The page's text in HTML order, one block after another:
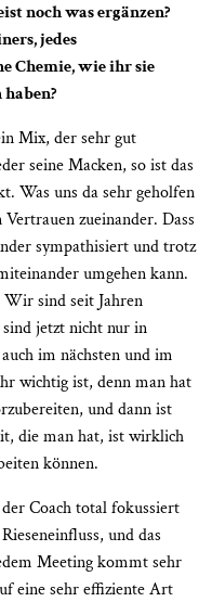
noch was ergänzen?
jedes
Chemie, wie ihr sie
Mix, der sehr gut
seine Macken, so ist das
Was uns da sehr geholfen
zueinander. Dass
sympathisiert und trotz
umgehen kann.
Wir sind seit Jahren
jetzt nicht nur in
im nächsten und im
wichtig ist, denn man hat
und dann ist
die man hat, ist wirklich
können.
Coach total fokussiert
und das
Meeting kommt sehr
eine sehr effiziente Art